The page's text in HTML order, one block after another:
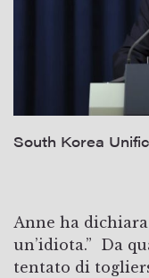
South Korea
Anne ha
un’idiota.” Da
tentato di